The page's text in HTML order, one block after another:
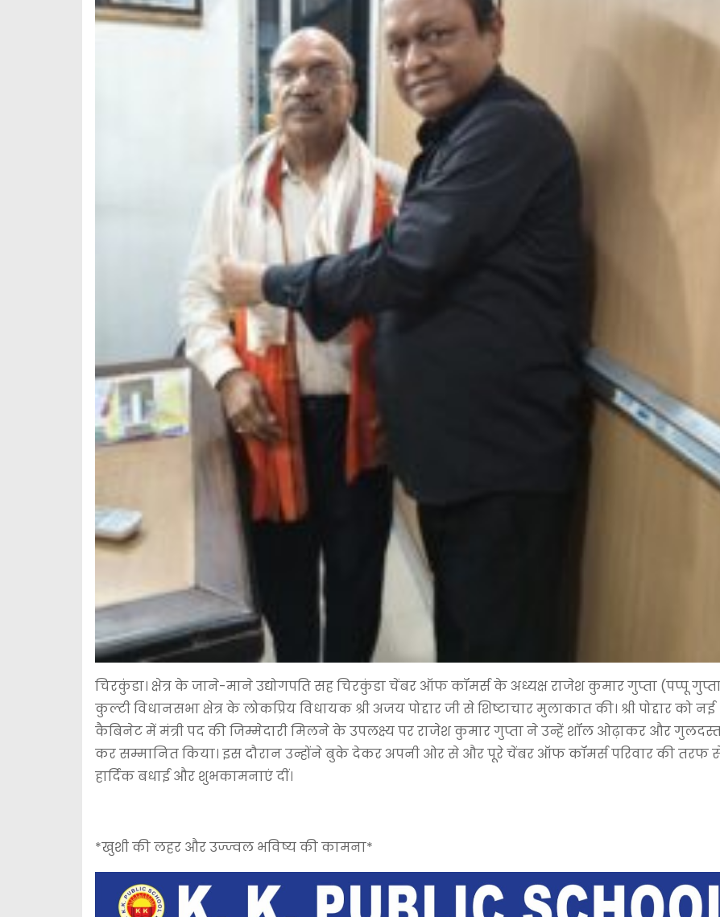
चिरकुंडा। क्षेत्र के जाने-माने उद्योगपति सह चिरकुंडा चेंबर ऑफ कॉमर्स के अध्यक्ष राजेश कुमार गुप्ता (पप्पू
कुल्टी विधानसभा क्षेत्र के लोकप्रिय विधायक श्री अजय पोद्दार जी से शिष्टाचार मुलाकात की। श्री पोद्दार को नई
कैबिनेट में मंत्री पद की जिम्मेदारी मिलने के उपलक्ष्य पर राजेश कुमार गुप्ता ने उन्हें शॉल ओढ़ाकर और
कर सम्मानित किया। इस दौरान उन्होंने बुके देकर अपनी ओर से और पूरे चेंबर ऑफ कॉमर्स परिवार की तरफ
हार्दिक बधाई और शुभकामनाएं दीं।
*खुशी की लहर और उज्ज्वल भविष्य की कामना*